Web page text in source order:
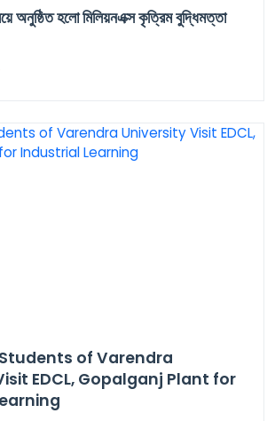
অনুষ্ঠিত হলো মিলিয়নএক্স কৃত্রিম বুদ্ধিমত্তা
of Varendra
EDCL, Gopalganj Plant for